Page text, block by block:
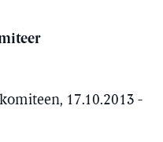
17.10.2013 -